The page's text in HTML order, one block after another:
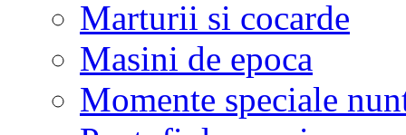
Marturii si cocarde
Masini de epoca
Momente speciale